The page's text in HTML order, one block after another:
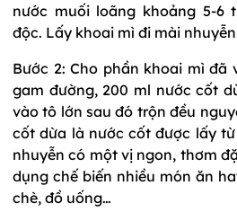
nước muối loãng khoảng 5-6
độc. Lấy khoai mì đi mài
Bước 2: Cho phần khoai mì đã
gam đường, 200 ml nước cốt
vào tô lớn sau đó trộn đều
cốt dừa là nước cốt được lấy
nhuyễn có một vị ngon, thơm
dụng chế biến nhiều món ăn
chè, đồ uống…